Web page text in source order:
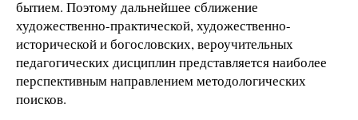
бытием. Поэтому дальнейшее сближение
художественно-практической, художественно-
исторической и богословских, вероучительных
педагогических дисциплин представляется наиболее
перспективным направлением методологических
поисков.